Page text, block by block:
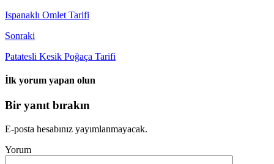
Ispanaklı Omlet Tarifi
Sonraki
Patatesli Kesik Poğaça Tarifi
İlk yorum yapan olun
Bir yanıt bırakın
E-posta hesabınız yayımlanmayacak.
Yorum